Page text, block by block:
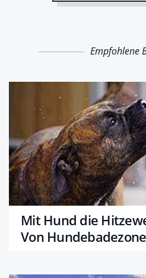
Empfohlene
Mit Hund die
Von